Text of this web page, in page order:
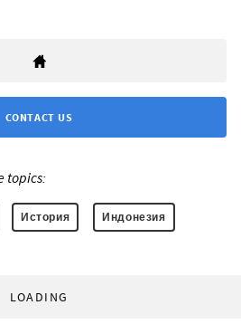
CONTACT US
topics:
История Индонезия
LOADING